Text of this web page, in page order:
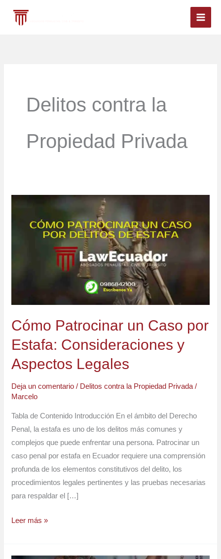
Delitos contra la
Propiedad Privada
Cómo Patrocinar un Caso por
Estafa: Consideraciones y
Aspectos Legales
Deja un comentario / Delitos contra la Propiedad Privada /
Marcelo
Tabla de Contenido Introducción En el ámbito del Derecho
Penal, la estafa es uno de los delitos más comunes y
complejos que puede enfrentar una persona. Patrocinar un
caso penal por estafa en Ecuador requiere una comprensión
profunda de los elementos constitutivos del delito, los
procedimientos legales pertinentes y las pruebas necesarias
para respaldar el […]
Aspectos
Legales
Leer más »